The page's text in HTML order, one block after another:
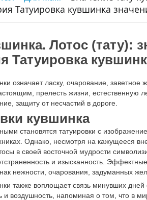
Татуировка кувшинка
Лотос (тату):
Татуировка
означает ласку, очарование, заветное
прелесть жизни, естественную
защиту от несчастий в дороге.
кувшинка
становятся татуировки с
Однако, несмотря на кажущееся
в своей восточной мудрости
и изысканность.
нежности, очарования, задуманных
также воплощает связь минувших
и воздушность, напоминая о том, что в